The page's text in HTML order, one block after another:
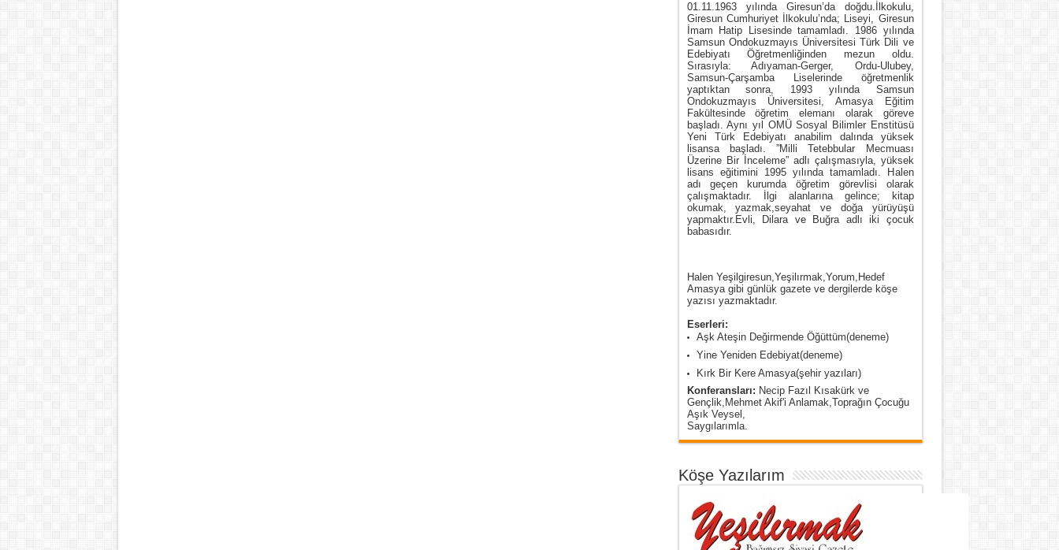
01.11.1963 yılında Giresun’da doğdu.İlkokulu,
Giresun Cumhuriyet İlkokulu’nda; Liseyi, Giresun
İmam Hatip Lisesinde tamamladı. 1986 yılında
Samsun Ondokuzmayıs Üniversitesi Türk Dili ve
Edebiyatı Öğretmenliğinden mezun oldu.
Sırasıyla: Adıyaman-Gerger, Ordu-Ulubey,
Samsun-Çarşamba Liselerinde öğretmenlik
yaptıktan sonra, 1993 yılında Samsun
Ondokuzmayıs Üniversitesi, Amasya Eğitim
Fakültesinde öğretim elemanı olarak göreve
başladı. Aynı yıl OMÜ Sosyal Bilimler Enstitüsü
Yeni Türk Edebiyatı anabilim dalında yüksek
lisansa başladı. ”Milli Tetebbular Mecmuası
Üzerine Bir İnceleme” adlı çalışmasıyla, yüksek
lisans eğitimini 1995 yılında tamamladı. Halen
adı geçen kurumda öğretim görevlisi olarak
çalışmaktadır. İlgi alanlarına gelince; kitap
okumak, yazmak,seyahat ve doğa yürüyüşü
yapmaktır.Evli, Dilara ve Buğra adlı iki çocuk
babasıdır.
Halen Yeşilgiresun,Yeşilırmak,Yorum,Hedef
Amasya gibi günlük gazete ve dergilerde köşe
yazısı yazmaktadır.
Eserleri:
Aşk Ateşin Değirmende Öğüttüm(deneme)
Yine Yeniden Edebiyat(deneme)
Kırk Bir Kere Amasya(şehir yazıları)
Konferansları: Necip Fazıl Kısakürk ve
Gençlik,Mehmet Akif'i Anlamak,Toprağın Çocuğu
Aşık Veysel,
Saygılarımla.
Köşe Yazılarım